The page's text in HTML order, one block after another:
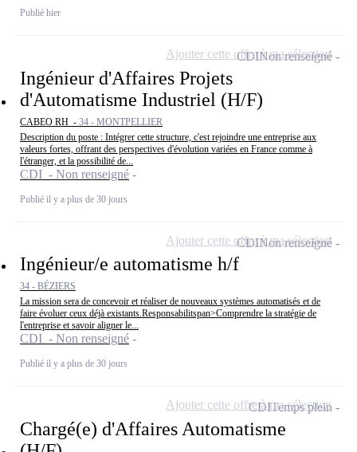
Publié hier
Ingénieur d'Affaires Projets
d'Automatisme Industriel (H/F)
CABEO RH - 34 - MONTPELLIER
Description du poste : Intégrer cette structure, c'est rejoindre une entreprise aux
valeurs fortes, offrant des perspectives d'évolution variées en France comme à
l'étranger, et la possibilité de...
CDI - Non renseigné
Publié il y a plus de 30 jours
CDINon renseigné
Ajouter cette offre à ma sélection
Ingénieur/e automatisme h/f
34 - BÉZIERS
La mission sera de concevoir et réaliser de nouveaux systèmes automatisés et de
faire évoluer ceux déjà existants.Responsabilitspan>Comprendre la stratégie de
l'entreprise et savoir aligner le...
CDI - Non renseigné
Publié il y a plus de 30 jours
CDINon renseigné
Ajouter cette offre à ma sélection
Chargé(e) d'Affaires Automatisme
CDITemps plein
Ajouter cette offre à ma sélection